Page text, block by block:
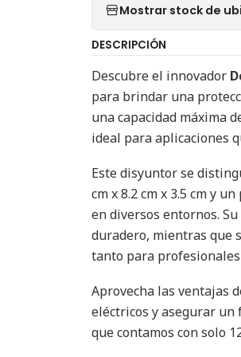
Mostrar stock de
DESCRIPCIÓN
Descubre el innovador
para brindar una
una capacidad máxima
ideal para aplicaciones
Este disyuntor se
cm x 8.2 cm x 3.5 cm y
en diversos entornos.
duradero, mientras que
tanto para
Aprovecha las ventajas
eléctricos y asegurar un
que contamos con solo